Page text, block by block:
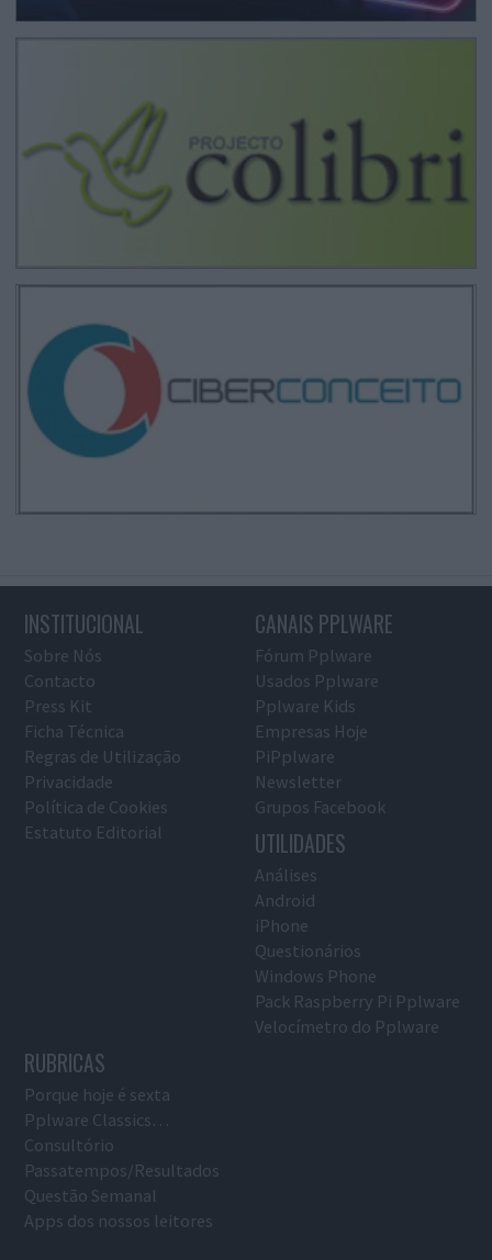
INSTITUCIONAL
Sobre Nós
Contacto
Press Kit
Ficha Técnica
Regras de Utilização
Privacidade
Política de Cookies
Estatuto Editorial
CANAIS PPLWARE
Fórum Pplware
Usados Pplware
Pplware Kids
Empresas Hoje
PiPplware
Newsletter
Grupos Facebook
UTILIDADES
Análises
Android
iPhone
Questionários
Windows Phone
Pack Raspberry Pi Pplware
Velocímetro do Pplware
RUBRICAS
Porque hoje é sexta
Pplware Classics…
Consultório
Passatempos/Resultados
Questão Semanal
Apps dos nossos leitores